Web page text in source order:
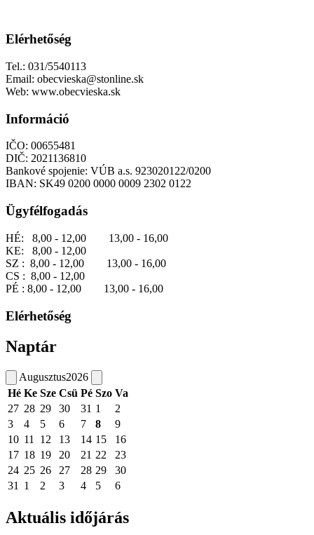
Elérhetőség
Tel.: 031/5540113
Email: obecvieska@stonline.sk
Web: www.obecvieska.sk
Információ
IČO: 00655481
DIČ: 2021136810
Bankové spojenie: VÚB a.s. 923020122/0200
IBAN: SK49 0200 0000 0009 2302 0122
Ügyfélfogadás
HÉ: 8,00 - 12,00 13,00 - 16,00
KE: 8,00 - 12,00
SZ : 8,00 - 12,00 13,00 - 16,00
CS : 8,00 - 12,00
PÉ : 8,00 - 12,00 13,00 - 16,00
Elérhetőség
Naptár
Augusztus2026
Hé Ke Sze Csü Pé Szo Va
27 28 29 30 31 1
2
3
4 5 6 7 8
9
10 11 12 13 14 15
16
17 18 19 20 21 22
23
24 25 26 27 28 29
30
31
1 2 3 4 5 6
Aktuális időjárás